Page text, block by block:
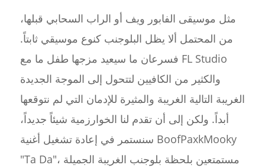
مثل موسيقى الفابور ويف أو الراب السحابي قبلها،
من المحتمل ألا يظل البلوجنب كنوع موسيقي ثابتاً.
فسرعان ما سيعيد مزجها طفل ما مع FL Studio
والكثير من الكافيين لتتحول إلى الموجة الجديدة
الغريبة التالية الغريبة والمثيرة للإدمان التي لم نتوقعها
أبداً. ولكن إلى أن تقدم لنا الخوارزمية شيئاً جديداً،
سنستمر في إعادة تشغيل أغنية BoofPaxkMooky
"Ta Da"، مستمتعين بلحظة بلوجنب الغريبة الجميلة